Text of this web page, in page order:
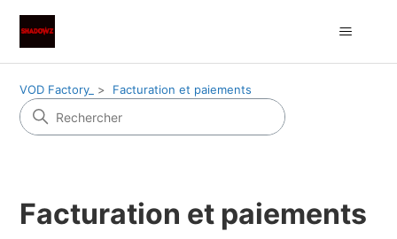
VOD Factory_ Facturation et paiements
Facturation et paiements